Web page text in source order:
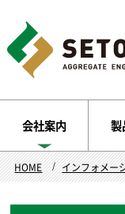
会社案内 製
HOME インフォメー